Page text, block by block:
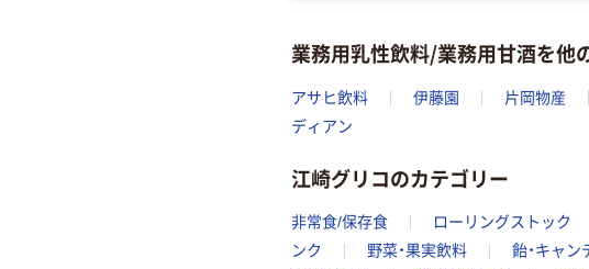
業務用乳性飲料/業務用甘酒を他
アサヒ飲料 伊藤園 片岡物産
ディアン
江崎グリコのカテゴリー
非常食/保存食 ローリングストック
ンク
野菜・果実飲料 飴・キャン